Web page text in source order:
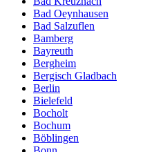
Bad Oeynhausen
Bad Salzuflen
Bamberg
Bayreuth
Bergheim
Bergisch Gladbach
Berlin
Bielefeld
Bocholt
Bochum
Böblingen